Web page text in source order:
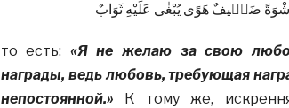
رِشْوَةً ضَعٖيفٌ هَوًى يُبْغٰى عَلَيْهِ ثَوَابٌ
то есть: «Я не желаю за свою
награды, ведь любовь, требующая
непостоянной.» К тому же,